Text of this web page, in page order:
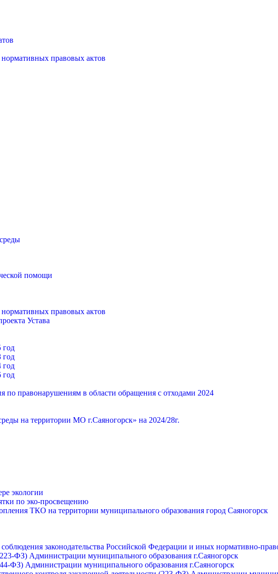
правовых актов
помощи
правовых актов
Устава
год
год
год
год
по правонарушениям в области обращения с отходами 2024
на территории МО г.Саяногорск» на 2024/28г.
экологии
по эко-просвещению
ТКО на территории муниципального образования город Саяногорск
соблюдения законодательства Российской Федерации и иных нормативно-
ФЗ) Администрации муниципального образования г.Саяногорск
ФЗ) Администрации муниципального образования г.Саяногорск